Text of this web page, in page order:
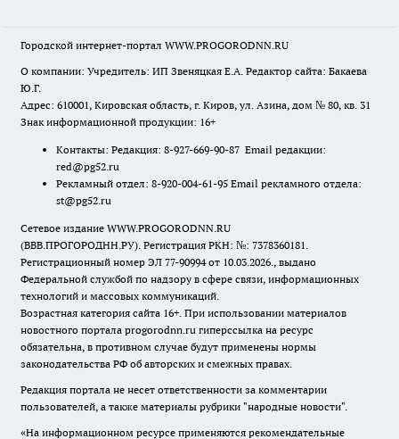
Городской интернет-портал WWW.PROGORODNN.RU
О компании: Учредитель: ИП Звеняцкая Е.А. Редактор сайта: Бакаева
Ю.Г.
Адрес: 610001, Кировская область, г. Киров, ул. Азина, дом № 80, кв. 31
Знак информационной продукции: 16+
Контакты: Редакция: 8-927-669-90-87 Email редакции:
red@pg52.ru
Рекламный отдел: 8-920-004-61-95 Email рекламного отдела:
st@pg52.ru
Сетевое издание WWW.PROGORODNN.RU
(ВВВ.ПРОГОРОДНН.РУ). Регистрация РКН: №: 7378360181.
Регистрационный номер ЭЛ 77-90994 от 10.03.2026., выдано
Федеральной службой по надзору в сфере связи, информационных
технологий и массовых коммуникаций.
Возрастная категория сайта 16+. При использовании материалов
новостного портала progorodnn.ru гиперссылка на ресурс
обязательна, в противном случае будут применены нормы
законодательства РФ об авторских и смежных правах.
Редакция портала не несет ответственности за комментарии
пользователей, а также материалы рубрики "народные новости".
«На информационном ресурсе применяются рекомендательные